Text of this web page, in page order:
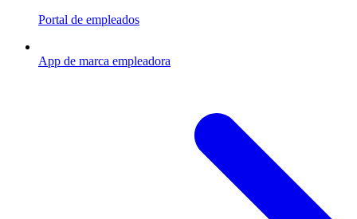
Portal de empleados
App de marca empleadora